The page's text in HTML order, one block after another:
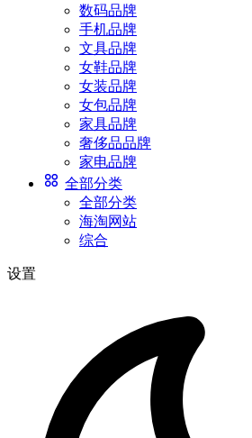
数码品牌
手机品牌
文具品牌
女鞋品牌
女装品牌
女包品牌
家具品牌
奢侈品品牌
家电品牌
全部分类
全部分类
海淘网站
综合
设置